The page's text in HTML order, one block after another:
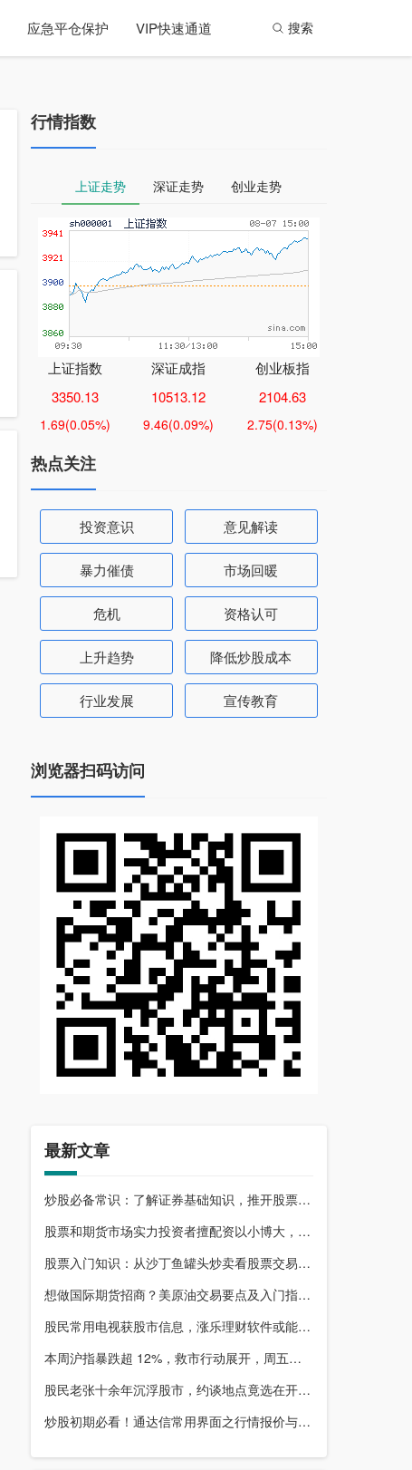
应急平仓保护 VIP快速通道 搜索
行情指数
上证走势 深证走势 创业走势
上证指数
3350.13
1.69(0.05%)
深证成指
10513.12
9.46(0.09%)
创业板指
2104.63
2.75(0.13%)
热点关注
投资意识 意见解读
暴力催债 市场回暖
危机 资格认可
上升趋势 降低炒股成本
行业发展 宣传教育
浏览器扫码访问
最新文章
炒股必备常识：了解证券基础知识，推开股票市场大门
股票和期货市场实力投资者擅配资以小博大，顶配网优势尽显
股票入门知识：从沙丁鱼罐头炒卖看股票交易本质，你了解吗？
想做国际期货招商？美原油交易要点及入门指南请收好
股民常用电视获股市信息，涨乐理财软件或能满足更多需求？
本周沪指暴跌超 12%，救市行动展开，周五市场有何措施？
股民老张十余年沉浮股市，约谈地点竟选在开户超市门口？
炒股初期必看！通达信常用界面之行情报价与分时图介绍